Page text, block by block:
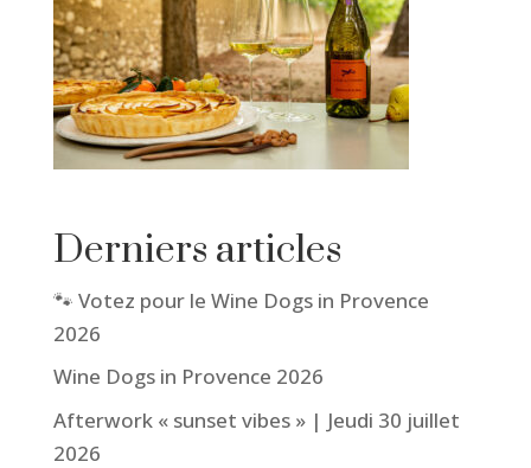
Derniers articles
🐾 Votez pour le Wine Dogs in Provence
2026
Wine Dogs in Provence 2026
Afterwork « sunset vibes » | Jeudi 30 juillet
2026